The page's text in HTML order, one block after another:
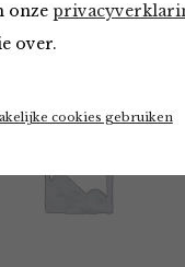
onze
over.
cookies gebruiken